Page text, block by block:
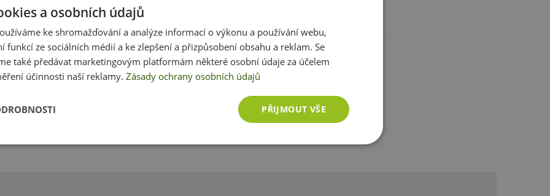
Recenze Produkt zatím nikdo nehodnotil
produktem zkušenost? Napište recenzi a pomozte tak ostatním
zákazníkům s rozhodováním. Děkujeme :-)
a osobních údajů
ke shromažďování a analýze informací o výkonu a používání webu,
funkcí ze sociálních médií a ke zlepšení a přizpůsobení obsahu a reklam. Se
také předávat marketingovým platformám některé osobní údaje za účelem
účinnosti naší reklamy. Zásady ochrany osobních údajů
PŘIJMOUT VŠE